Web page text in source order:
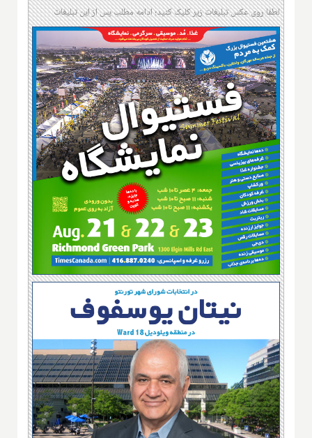
لطفا روی عکس تبلیغات زیر کلیک کنید؛ ادامه مطلب پس از این تبلیغات